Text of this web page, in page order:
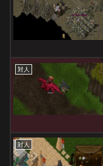
対人
対人